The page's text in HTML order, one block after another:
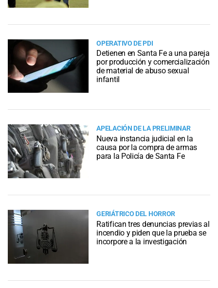
OPERATIVO DE PDI
Detienen en Santa Fe a una pareja
por producción y comercialización
de material de abuso sexual
infantil
APELACIÓN DE LA PRELIMINAR
Nueva instancia judicial en la
causa por la compra de armas
para la Policía de Santa Fe
GERIÁTRICO DEL HORROR
Ratifican tres denuncias previas al
incendio y piden que la prueba se
incorpore a la investigación